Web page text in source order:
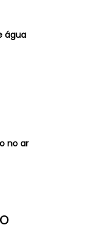
água
no ar